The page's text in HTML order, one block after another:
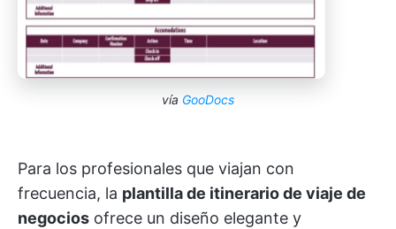
vía GooDocs
Para los profesionales que viajan con
frecuencia, la plantilla de itinerario de viaje de
negocios ofrece un diseño elegante y